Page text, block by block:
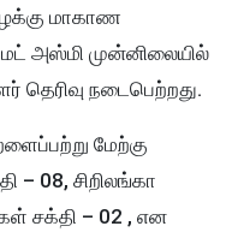
மாகாண
அஸ்மி முன்னிலையில்
தெரிவு நடைபெற்றது.
மேற்கு
– 08, சிறிலங்கா
சக்தி – 02 , என